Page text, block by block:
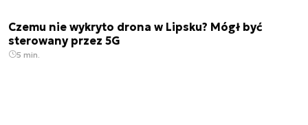
Czemu nie wykryto drona w Lipsku? Mógł być
sterowany przez 5G
5 min.